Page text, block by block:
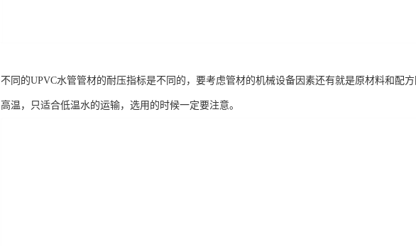
不同的UPVC水管管材的耐压指标是不同的，要考虑管材的机械设备因素还有就是原材料和配
高温，只适合低温水的运输，选用的时候一定要注意。